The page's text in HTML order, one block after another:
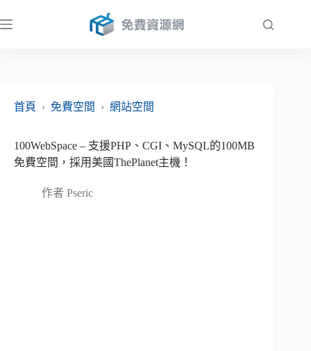
至
首頁
› 免費空間 › 網站空間
100WebSpace – 支援PHP、CGI、MySQL的100MB
免費空間，採用美國ThePlanet主機！
作者 Pseric